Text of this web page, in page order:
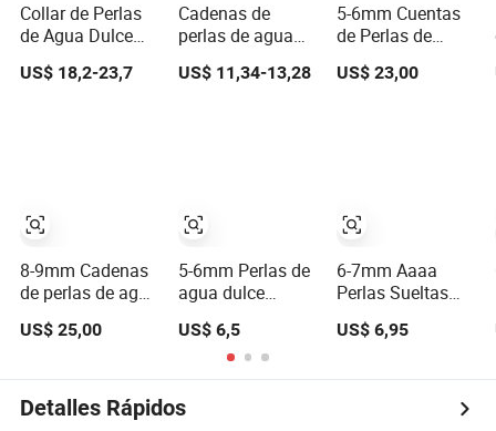
Collar de Perlas
de Agua Dulce
Redondas
Naturales
US$ 18,2-23,7
8-9mm Cadenas
de perlas de agua
naturales chinas
perlas de Zhuji
(XL180112)
US$ 25,00
Cadenas de
perlas de agua
dulce naturales
elegantes al por
US$ 11,34-13,28
5-6mm Perlas de
agua dulce
naturales en
forma de arroz
baratas al por
mayor (E180089)
US$ 6,5
5-6mm Cuentas
de Perlas de
Agua Dulce
Cultivadas
US$ 23,00
6-7mm Aaaa
Perlas Sueltas
Naturales
Dulce de Alta
US$ 6,95
Detalles Rápidos